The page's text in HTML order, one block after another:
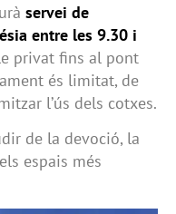
servei de
entre les 9.30 i
privat fins al pont
és limitat, de
l’ús dels cotxes.
de la devoció, la
espais més